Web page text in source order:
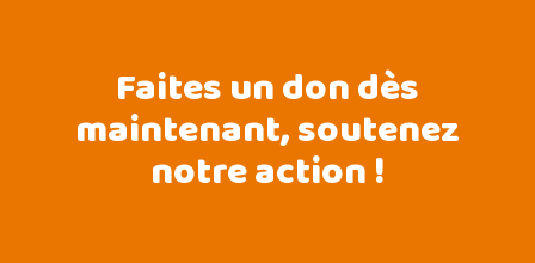
Faites un don dès
maintenant, soutenez
notre action !